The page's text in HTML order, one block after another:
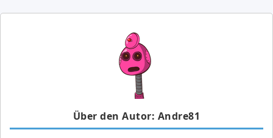
Über den Autor: Andre81